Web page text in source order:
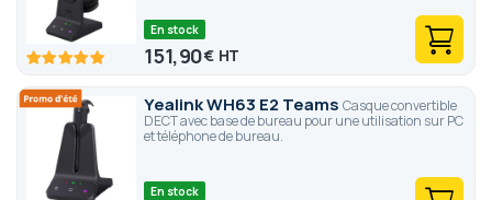
100 100
En stock
151,90€
Yealink WH63 E2 Teams Casque convertible
DECT avec base de bureau pour une utilisation sur PC
et téléphone de bureau.
En stock